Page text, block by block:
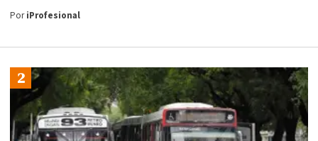
PoriProfesional